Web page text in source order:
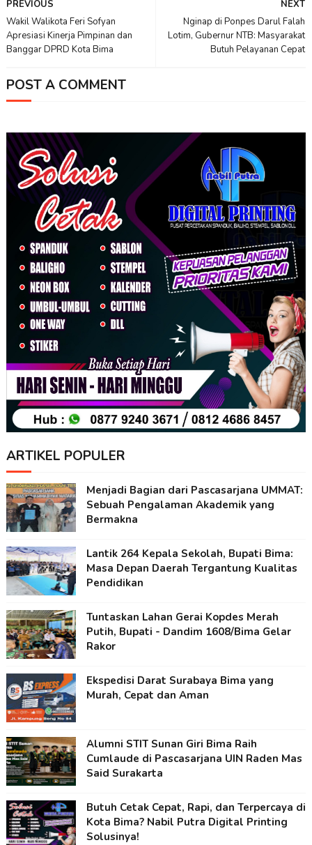
NEXT
Nginap di Ponpes Darul Falah
Lotim, Gubernur NTB: Masyarakat
Butuh Pelayanan Cepat
PREVIOUS
Wakil Walikota Feri Sofyan
Apresiasi Kinerja Pimpinan dan
Banggar DPRD Kota Bima
POST A COMMENT
ARTIKEL POPULER
Menjadi Bagian dari Pascasarjana UMMAT:
Sebuah Pengalaman Akademik yang
Bermakna
Lantik 264 Kepala Sekolah, Bupati Bima:
Masa Depan Daerah Tergantung Kualitas
Pendidikan
Tuntaskan Lahan Gerai Kopdes Merah
Putih, Bupati - Dandim 1608/Bima Gelar
Rakor
Ekspedisi Darat Surabaya Bima yang
Murah, Cepat dan Aman
Alumni STIT Sunan Giri Bima Raih
Cumlaude di Pascasarjana UIN Raden Mas
Said Surakarta
Butuh Cetak Cepat, Rapi, dan Terpercaya di
Kota Bima? Nabil Putra Digital Printing
Solusinya!